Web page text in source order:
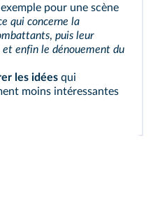
pour une scène
qui concerne la
, puis leur
et enfin le dénouement du
les idées qui
moins intéressantes